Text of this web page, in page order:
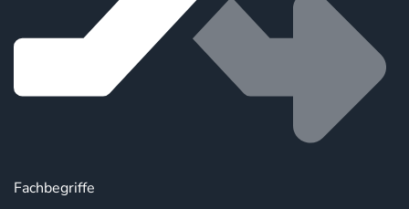
Fachbegriffe